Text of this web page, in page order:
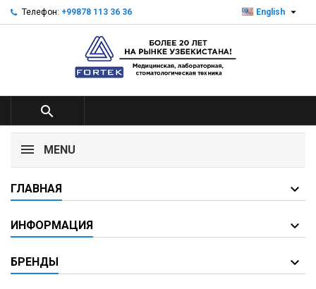
Телефон: +99878 113 36 36 English 

MENU
ГЛАВНАЯ
ИНФОРМАЦИЯ
БРЕНДЫ